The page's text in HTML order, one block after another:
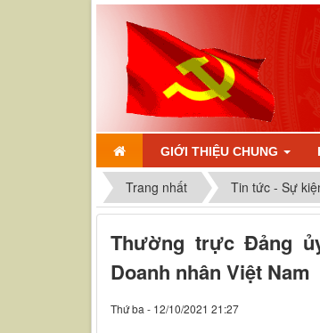
GIỚI THIỆU CHUNG
Trang nhất Tin tức - Sự
Thường trực Đảng
Doanh nhân Việt Nam
Thứ ba - 12/10/2021 21:27